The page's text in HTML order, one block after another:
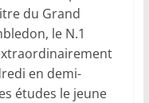
du Grand
le N.1
en demi-
études le jeune